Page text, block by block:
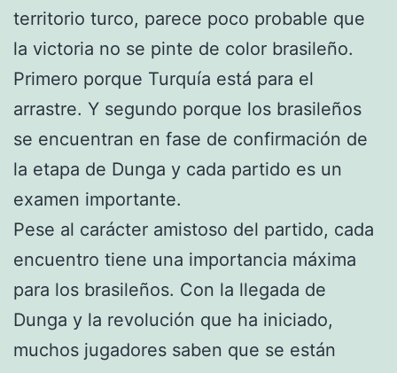
territorio turco, parece poco probable que
la victoria no se pinte de color brasileño.
Primero porque Turquía está para el
arrastre. Y segundo porque los brasileños
se encuentran en fase de confirmación de
la etapa de Dunga y cada partido es un
examen importante.
Pese al carácter amistoso del partido, cada
encuentro tiene una importancia máxima
para los brasileños. Con la llegada de
Dunga y la revolución que ha iniciado,
muchos jugadores saben que se están